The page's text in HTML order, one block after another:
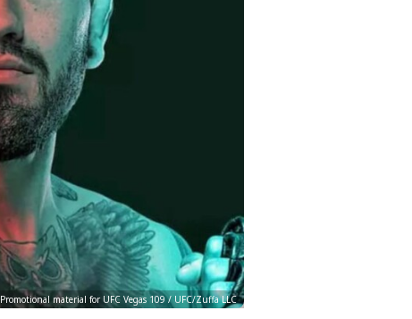
Promotional material for UFC Vegas 109 / UFC/Zuffa LLC